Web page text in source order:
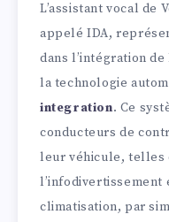
L’assistant vocal de
appelé IDA,
dans l’intégration
la technologie
integration. Ce
conducteurs de
leur véhicule, telles
l’infodivertissement
climatisation, par